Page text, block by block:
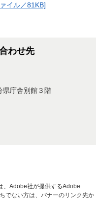
イル／81KB]
わせ先
庁舎別館３階
、Adobe社が提供するAdobe
でない方は、バナーのリンク先か